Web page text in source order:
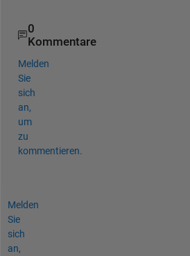
0
Kommentare
Melden
Sie
sich
an,
um
zu
kommentieren.
Melden
Sie
sich
an,